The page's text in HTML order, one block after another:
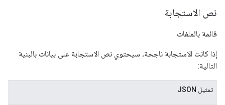
نص الاستجابة
قائمة بالملفات
إذا كانت الاستجابة ناجحة، سيحتوي نص الاستجابة على بيانات بالبنية
التالية:
تمثيل JSON